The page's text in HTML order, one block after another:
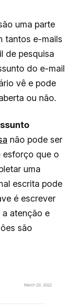
uma parte
tantos e-mails
de pesquisa
do e-mail
vê e pode
ou não.
não pode ser
esforço que o
uma
escrita pode
é escrever
a atenção e
são